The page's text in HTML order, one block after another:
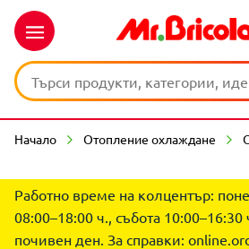
Начало Отопление охлаждане
Работно време на колцентър:
08:00–18:00 ч., събота 10:00–16:30
почивен ден. За справки: